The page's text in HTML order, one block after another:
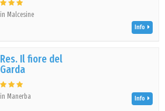
in Malcesine
Info
Res. Il fiore del
Garda
in Manerba Info